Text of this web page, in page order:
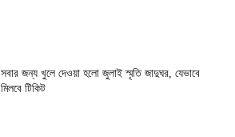
সবার জন্য খুলে দেওয়া হলো জুলাই স্মৃতি জাদুঘর, যেভাবে
মিলবে টিকিট